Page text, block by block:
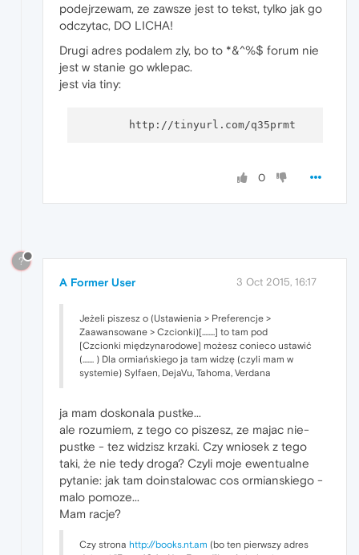
podejrzewam, ze zawsze jest to tekst, tylko jak go
odczytac, DO LICHA!
Drugi adres podalem zly, bo to *&^%$ forum nie
jest w stanie go wklepac.
jest via tiny:
0
?
A Former User 3 Oct 2015, 16:17
Jeżeli piszesz o (Ustawienia > Preferencje >
Zaawansowane > Czcionki)[........] to tam pod
[Czcionki międzynarodowe] możesz conieco ustawić
(....... ) Dla ormiańskiego ja tam widzę (czyli mam w
systemie) Sylfaen, DejaVu, Tahoma, Verdana
ja mam doskonala pustke...
ale rozumiem, z tego co piszesz, ze majac nie-
pustke - tez widzisz krzaki. Czy wniosek z tego
taki, że nie tedy droga? Czyli moje ewentualne
pytanie: jak tam doinstalowac cos ormianskiego -
malo pomoze...
Mam racje?
Czy strona http://books.nt.am (bo ten pierwszy adres